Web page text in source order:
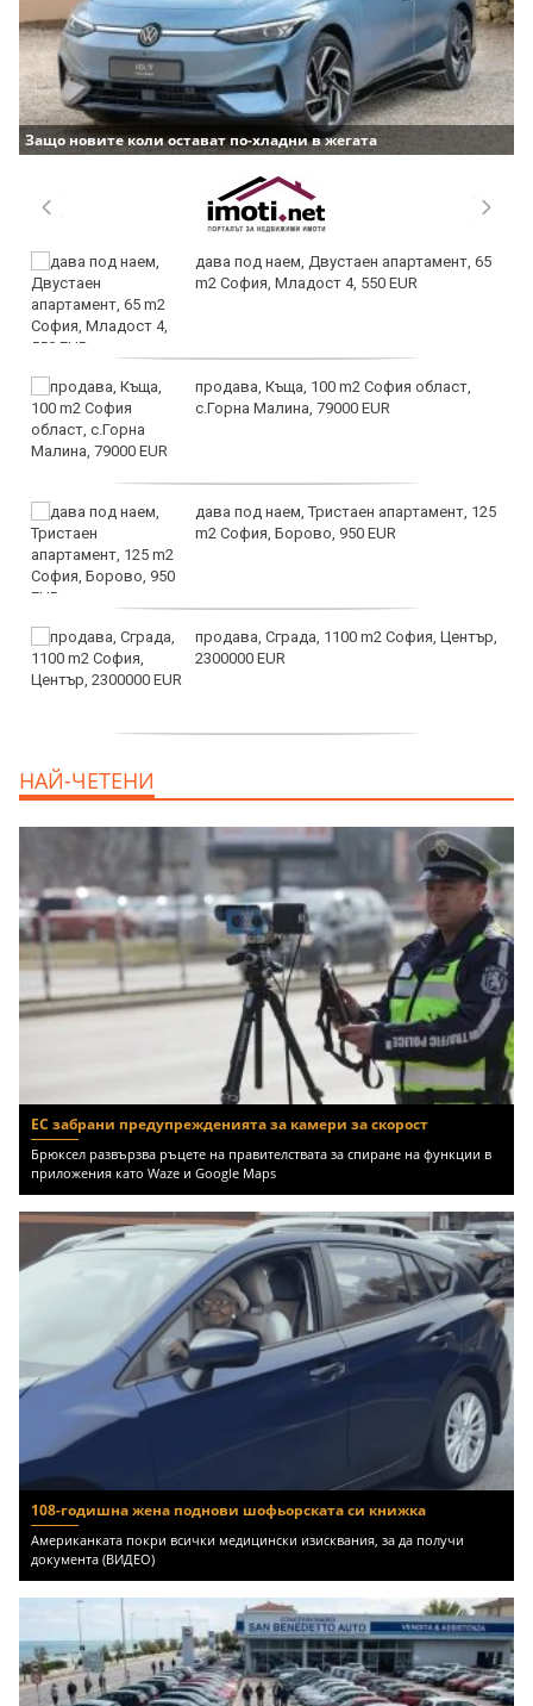
Защо новите коли остават по-хладни в жегата
дава под наем, Двустаен апартамент, 65
m2 София, Младост 4, 550 EUR
продава, Къща, 100 m2 София област,
с.Горна Малина, 79000 EUR
дава под наем, Тристаен апартамент, 125
m2 София, Борово, 950 EUR
продава, Сграда, 1100 m2 София, Център,
2300000 EUR
НАЙ-ЧЕТЕНИ
ЕС забрани предупрежденията за камери за скорост
Брюксел развързва ръцете на правителствата за спиране на функции в
приложения като Waze и Google Maps
108-годишна жена поднови шофьорската си книжка
Американката покри всички медицински изисквания, за да получи
документа (ВИДЕО)